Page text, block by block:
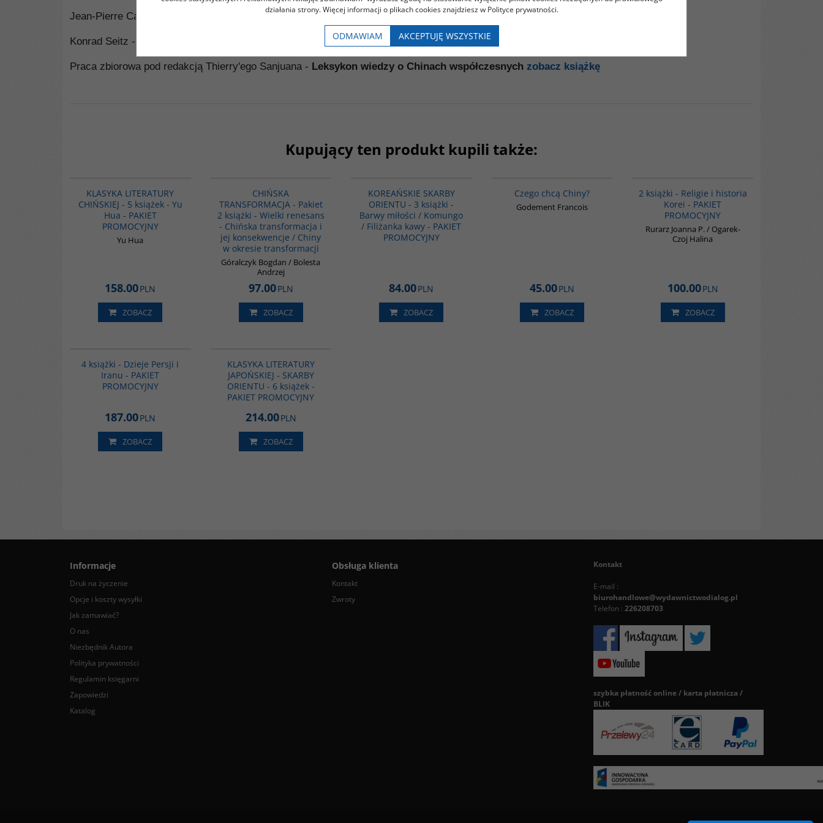
Jean-Pierre Cabestan - Polityka zagraniczna Chin zobacz książkę
Konrad Seitz -
Praca zbiorowa pod redakcją Thierry'ego Sanjuana - Leksykon wiedzy o Chinach współczesnych zobacz książkę
Kupujący ten produkt kupili także:
KLASYKA LITERATURY
CHIŃSKIEJ - 5 książek - Yu
Hua - PAKIET
PROMOCYJNY
Yu Hua
158.00PLN
ZOBACZ
CHIŃSKA
TRANSFORMACJA - Pakiet
2 książki - Wielki renesans
- Chińska transformacja i
jej konsekwencje / Chiny
w okresie transformacji
Góralczyk Bogdan / Bolesta
Andrzej
97.00PLN
ZOBACZ
KOREAŃSKIE SKARBY
ORIENTU - 3 książki -
Barwy miłości / Komungo
/ Filiżanka kawy - PAKIET
PROMOCYJNY
84.00PLN
ZOBACZ
Czego chcą Chiny?
Godement Francois
45.00PLN
ZOBACZ
2 książki - Religie i historia
Korei - PAKIET
PROMOCYJNY
Rurarz Joanna P. / Ogarek-
Czoj Halina
100.00PLN
ZOBACZ
4 książki - Dzieje Persji i
Iranu - PAKIET
PROMOCYJNY
187.00PLN
ZOBACZ
KLASYKA LITERATURY
JAPOŃSKIEJ - SKARBY
ORIENTU - 6 książek -
PAKIET PROMOCYJNY
214.00PLN
ZOBACZ
Informacje
Druk na życzenie
Opcje i koszty wysyłki
Jak zamawiać?
O nas
Niezbędnik Autora
Polityka prywatności
Regulamin księgarni
Zapowiedzi
Katalog
Obsługa klienta
Kontakt
Zwroty
Kontakt
E-mail :
biurohandlowe@wydawnictwodialog.pl
Telefon : 226208703
szybka płatność online / karta płatnicza /
BLIK
działania strony. Więcej informacji o plikach cookies znajdziesz w Polityce prywatności.
ODMAWIAM AKCEPTUJĘ WSZYSTKIE